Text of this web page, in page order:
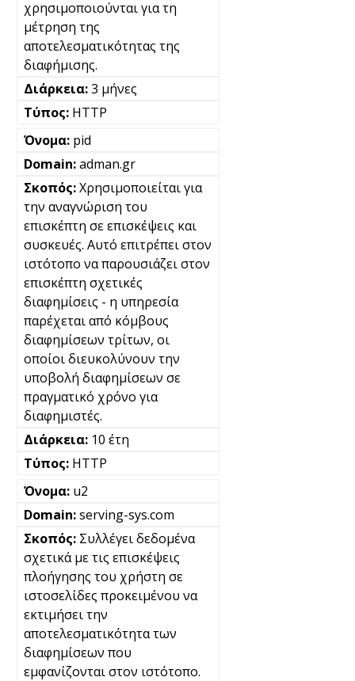
χρησιμοποιούνται για τη
μέτρηση της
αποτελεσματικότητας της
διαφήμισης.
3 μήνες
HTTP
pid
adman.gr
Χρησιμοποιείται για
την αναγνώριση του
επισκέπτη σε επισκέψεις και
συσκευές. Αυτό επιτρέπει στον
ιστότοπο να παρουσιάζει στον
επισκέπτη σχετικές
διαφημίσεις - η υπηρεσία
παρέχεται από κόμβους
διαφημίσεων τρίτων, οι
οποίοι διευκολύνουν την
υποβολή διαφημίσεων σε
πραγματικό χρόνο για
διαφημιστές.
10 έτη
HTTP
u2
serving-sys.com
Συλλέγει δεδομένα
σχετικά με τις επισκέψεις
πλοήγησης του χρήστη σε
ιστοσελίδες προκειμένου να
εκτιμήσει την
αποτελεσματικότητα των
διαφημίσεων που
εμφανίζονται στον ιστότοπο.